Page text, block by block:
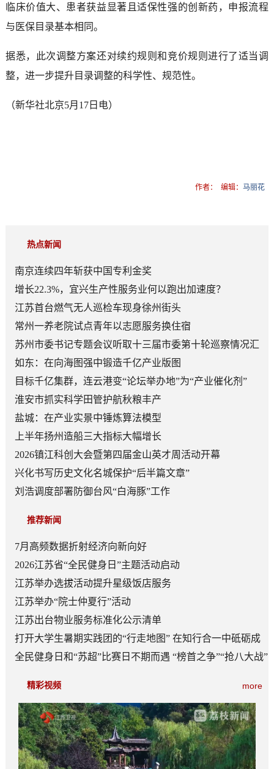
临床价值大、患者获益显著且适保性强的创新药，申报流程
与医保目录基本相同。
据悉，此次调整方案还对续约规则和竞价规则进行了适当调
整，进一步提升目录调整的科学性、规范性。
（新华社北京5月17日电）
作者： 编辑：马丽花
热点新闻
南京连续四年斩获中国专利金奖
增长22.3%，宜兴生产性服务业何以跑出加速度？
江苏首台燃气无人巡检车现身徐州街头
常州一养老院试点青年以志愿服务换住宿
苏州市委书记专题会议听取十三届市委第十轮巡察情况汇
报
如东：在向海图强中锻造千亿产业版图
目标千亿集群，连云港变“论坛举办地”为“产业催化剂”
淮安市抓实科学田管护航秋粮丰产
盐城：在产业实景中锤炼算法模型
上半年扬州造船三大指标大幅增长
2026镇江科创大会暨第四届金山英才周活动开幕
兴化书写历史文化名城保护“后半篇文章”
刘浩调度部署防御台风“白海豚”工作
推荐新闻
7月高频数据折射经济向新向好
2026江苏省“全民健身日”主题活动启动
江苏举办选拔活动提升星级饭店服务
江苏举办“院士仲夏行”活动
江苏出台物业服务标准化公示清单
打开大学生暑期实践团的“行走地图” 在知行合一中砥砺成
长
全民健身日和“苏超”比赛日不期而遇 “榜首之争”“抢八大战”
more
精彩视频